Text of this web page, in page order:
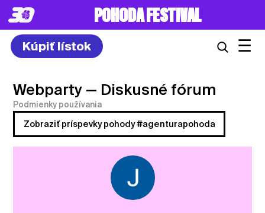
POHODA FESTIVAL
Kúpiť lístok ☰
Webparty — Diskusné fórum
Podmienky používania
Zobraziť príspevky pohody #agenturapohoda